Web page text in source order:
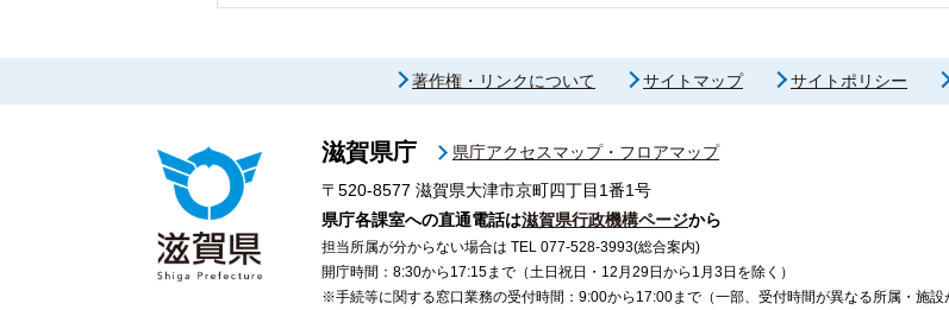
著作権・リンクについて サイトマップ サイトポリシー
滋賀県庁
県庁アクセスマップ・フロアマップ
〒520-8577 滋賀県大津市京町四丁目1番1号
県庁各課室への直通電話は滋賀県行政機構ページから
担当所属が分からない場合は TEL 077-528-3993(総合案内)
開庁時間：8:30から17:15まで（土日祝日・12月29日から1月3日を除く）
※手続等に関する窓口業務の受付時間：9:00から17:00まで（一部、受付時間が異なる所属・施設